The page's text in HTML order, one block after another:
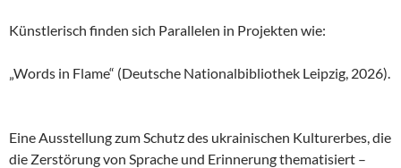
Künstlerisch finden sich Parallelen in Projekten wie:
„Words in Flame“ (Deutsche Nationalbibliothek Leipzig, 2026).
Eine Ausstellung zum Schutz des ukrainischen Kulturerbes, die
die Zerstörung von Sprache und Erinnerung thematisiert –